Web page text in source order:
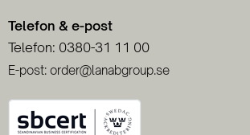
Telefon & e-post
Telefon: 0380-31 11 00
E-post: order@lanabgroup.se